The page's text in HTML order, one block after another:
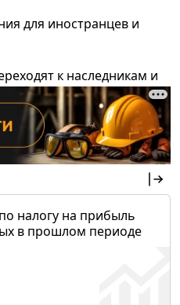
для иностранцев и
к наследникам и
налогу на прибыль
в прошлом периоде